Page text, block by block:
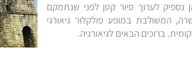
נספיק לערוך סיור קטן לפני שנתמקם
המשולבת במופע פולקלור גיאורגי
ברוכים הבאים לגיאורגיה.